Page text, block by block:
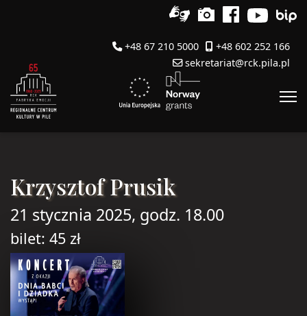
+48 67 210 5000
+48 602 252 166
sekretariat@rck.pila.pl
Krzysztof Prusik
21 stycznia 2025, godz. 18.00
bilet: 45 zł